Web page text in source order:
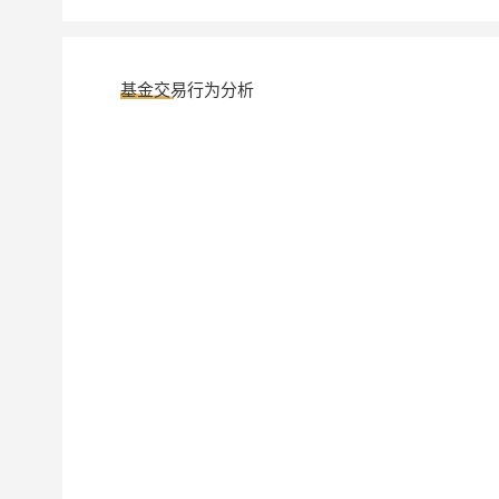
基金交易行为分析